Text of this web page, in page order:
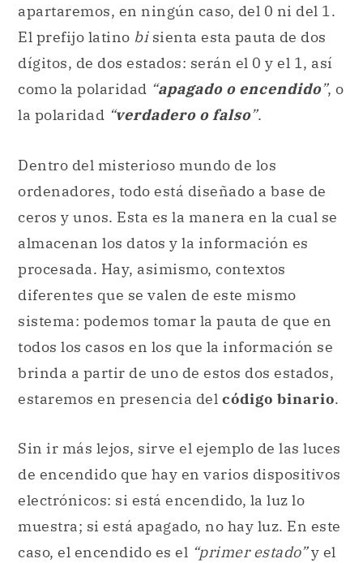
apartaremos, en ningún caso, del 0 ni del 1.
El prefijo latino bisienta esta pauta de dos
dígitos, de dos estados: serán el 0 y el 1, así
como la polaridad “apagado o encendido”, o
la polaridad “verdadero o falso”.
Dentro del misterioso mundo de los
ordenadores, todo está diseñado a base de
ceros y unos. Esta es la manera en la cual se
almacenan los datos y la información es
procesada. Hay, asimismo, contextos
diferentes que se valen de este mismo
sistema: podemos tomar la pauta de que en
todos los casos en los que la información se
brinda a partir de uno de estos dos estados,
estaremos en presencia del código binario.
Sin ir más lejos, sirve el ejemplo de las luces
de encendido que hay en varios dispositivos
electrónicos: si está encendido, la luz lo
muestra; si está apagado, no hay luz. En este
caso, el encendido es el “primer estado”y el